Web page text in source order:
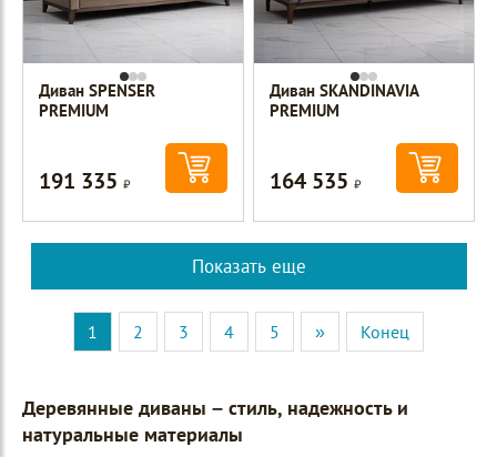
Диван SPENSER
PREMIUM
191 335Р
Диван SKANDINAVIА
PREMIUM
164 535Р
Показать еще
1 2 3 4 5 » Конец
Деревянные диваны – стиль, надежность и
натуральные материалы